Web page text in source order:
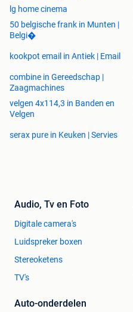
lg home cinema
50 belgische frank in Munten |
Belgi�
kookpot email in Antiek | Email
combine in Gereedschap |
Zaagmachines
velgen 4x114,3 in Banden en
Velgen
serax pure in Keuken | Servies
Audio, Tv en Foto
Digitale camera's
Luidspreker boxen
Stereoketens
TV's
Auto-onderdelen